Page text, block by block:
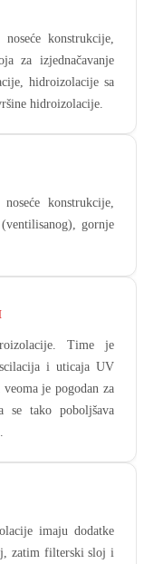
konstrukcije,
za izjednačavanje
hidroizolacije sa
hidroizolacije.
konstrukcije,
gornje
Time je
i uticaja UV
je pogodan za
se tako poboljšava
imaju dodatke
zatim filterski sloj i